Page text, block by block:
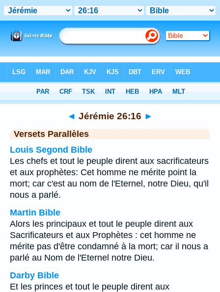
Chapitre 26 > Verset 16
◄ Jérémie 26:16 ►
Versets Parallèles
Louis Segond Bible
Les chefs et tout le peuple dirent aux sacrificateurs
et aux prophètes: Cet homme ne mérite point la
mort; car c'est au nom de l'Eternel, notre Dieu, qu'il
nous a parlé.
Martin Bible
Alors les principaux et tout le peuple dirent aux
Sacrificateurs et aux Prophètes : cet homme ne
mérite pas d'être condamné à la mort; car il nous a
parlé au Nom de l'Eternel notre Dieu.
Darby Bible
Et les princes et tout le peuple dirent aux